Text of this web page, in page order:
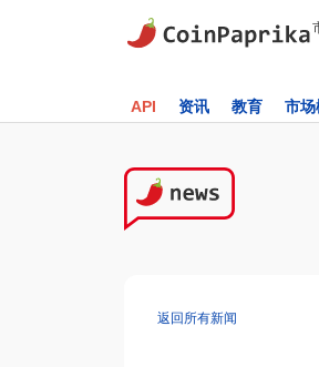
API 资讯 教育 市场
返回所有新闻